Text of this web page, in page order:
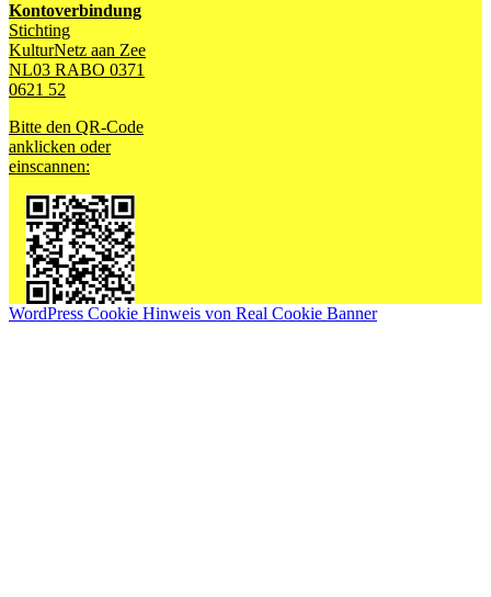
Kontoverbindung
Stichting
KulturNetz aan Zee
NL03 RABO 0371
0621 52
Bitte den QR-Code
anklicken oder
einscannen:
WordPress Cookie Hinweis von Real Cookie Banner